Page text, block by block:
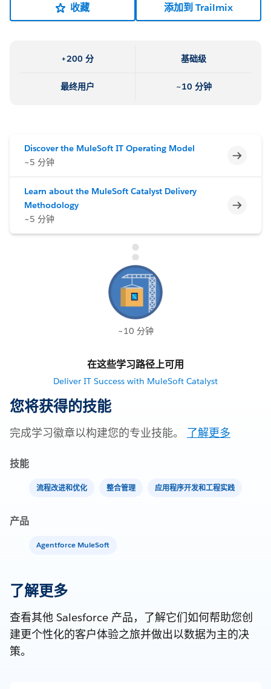
收藏 添加到 Trailmix
+200 分 基础级
最终用户 ~10 分钟
Discover the MuleSoft IT Operating Model
~5 分钟
不完整
Learn about the MuleSoft Catalyst Delivery
Methodology
~5 分钟
不完整
~10 分钟
在这些学习路径上可用
Deliver IT Success with MuleSoft Catalyst
您将获得的技能
完成学习徽章以构建您的专业技能。 了解更多
技能
流程改进和优化 整合管理 应用程序开发和工程实践
产品
Agentforce MuleSoft
了解更多
查看其他 Salesforce 产品，了解它们如何帮助您创
建更个性化的客户体验之旅并做出以数据为主的决
策。